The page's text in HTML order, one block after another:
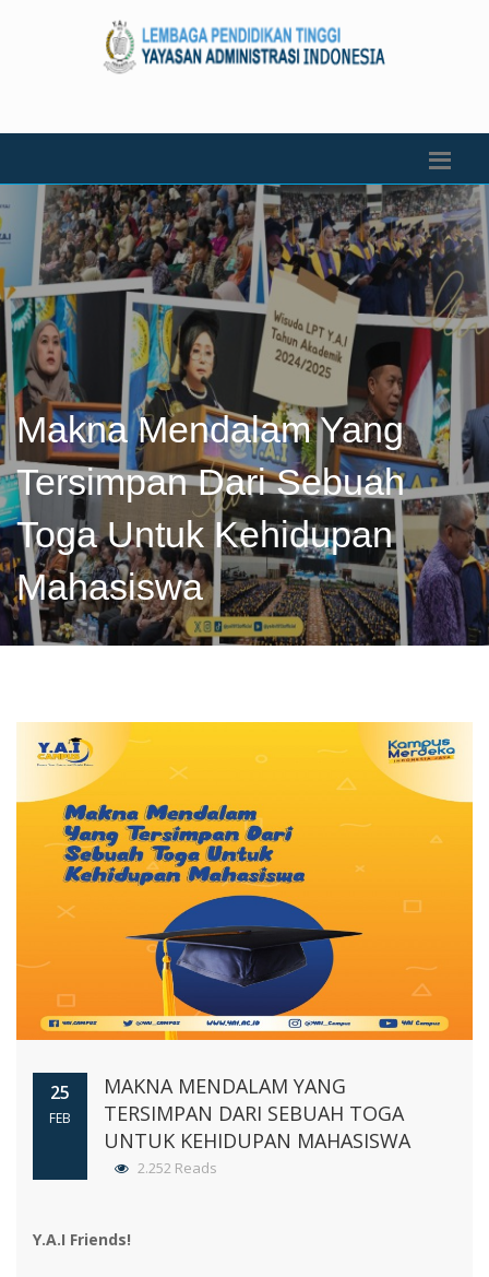
Makna Mendalam Yang
Tersimpan Dari Sebuah
Toga Untuk Kehidupan
Mahasiswa
25
FEB
MAKNA MENDALAM YANG
TERSIMPAN DARI SEBUAH TOGA
UNTUK KEHIDUPAN MAHASISWA
2.252 Reads
Y.A.I Friends!